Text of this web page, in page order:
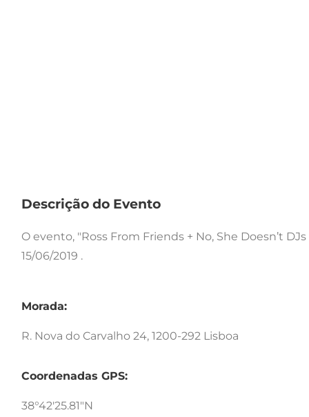
Descrição do Evento
O evento, "Ross From Friends + No, She Doesn’t
15/06/2019 .
Morada:
R. Nova do Carvalho 24, 1200-292 Lisboa
Coordenadas GPS:
38°42'25.81"N